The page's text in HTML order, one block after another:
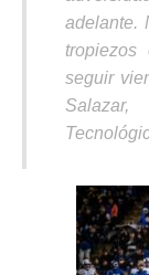
adelante.
seguir